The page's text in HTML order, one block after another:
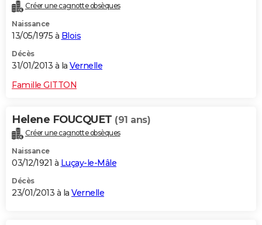
Créer une cagnotte obsèques
Naissance
13/05/1975 à Blois
Décès
31/01/2013 à la Vernelle
Famille GITTON
Helene FOUCQUET (91 ans)
Créer une cagnotte obsèques
Naissance
03/12/1921 à Luçay-le-Mâle
Décès
23/01/2013 à la Vernelle